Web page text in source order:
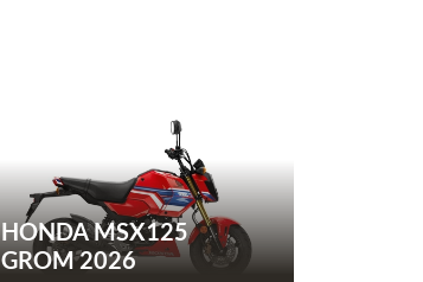
HONDA MSX125
GROM 2026